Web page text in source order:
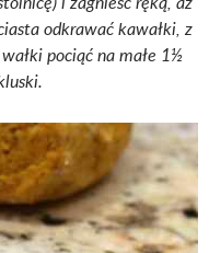
odkrawać kawałki, z
pociąć na małe 1½